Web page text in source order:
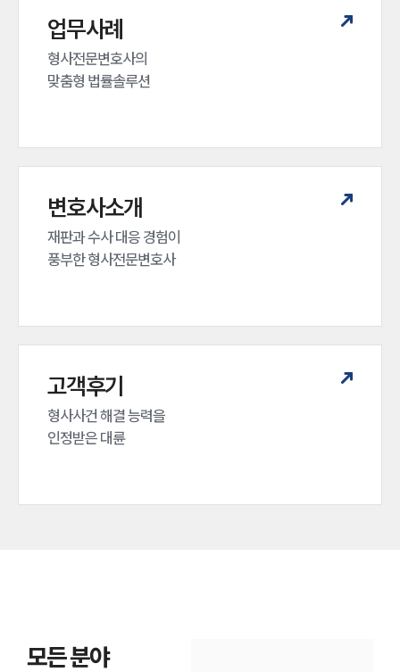
업무사례
형사전문변호사의
맞춤형 법률솔루션
변호사소개
재판과 수사 대응 경험이
풍부한 형사전문변호사
고객후기
형사사건 해결 능력을
인정받은 대륜
모든 분야